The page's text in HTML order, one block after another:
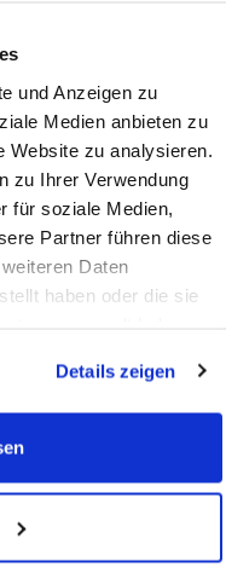
und Anzeigen zu
Medien anbieten zu
Website zu analysieren.
zu Ihrer Verwendung
für soziale Medien,
Partner führen diese
Daten
haben oder die sie
Details zeigen
(variabele
codesof
deze dan aan in
per regel,
uw bestand
op het drukwerk
Heeft u hier